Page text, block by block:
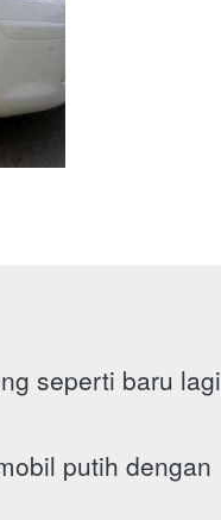
seperti baru lagi
putih dengan